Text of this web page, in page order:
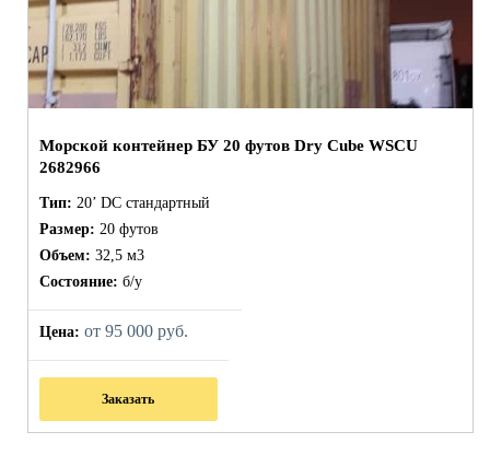
Морской контейнер БУ 20 футов Dry Cube WSCU
2682966
Тип: 20’ DC стандартный
Размер: 20 футов
Объем: 32,5 м3
Состояние: б/у
Цена: от 95 000 руб.
Заказать